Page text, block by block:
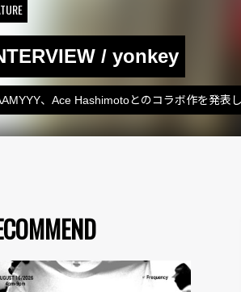
/ yonkey
、Ace Hashimotoとのコラボ作を発表